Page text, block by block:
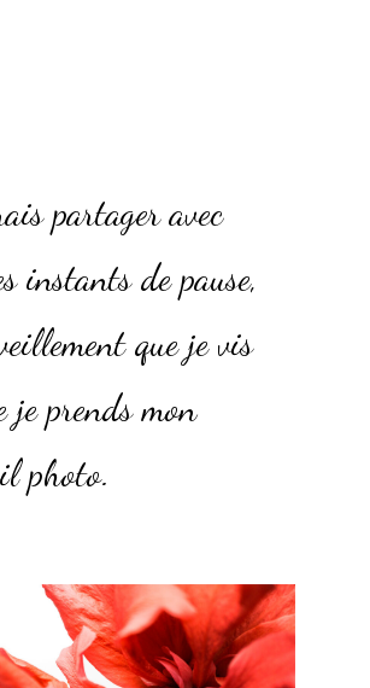
partager avec
instants de pause,
que je vis
je prends mon
photo.